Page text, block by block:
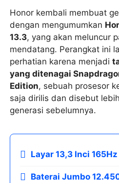
Honor kembali membuat
dengan mengumumkan
13.3, yang akan meluncur
mendatang. Perangkat ini
perhatian karena menjadi
yang ditenagai
Edition, sebuah prosesor
saja dirilis dan disebut
generasi sebelumnya.
Layar 13,3 Inci 165Hz
Baterai Jumbo